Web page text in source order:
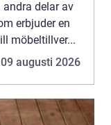
delar av
erbjuder en
möbeltillver...
09 augusti 2026